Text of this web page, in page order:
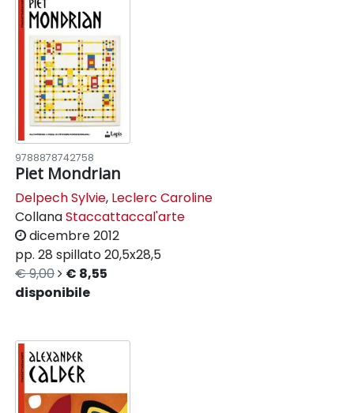
9788878742758
Piet Mondrian
Delpech Sylvie, Leclerc Caroline
CollanaStaccattaccal'arte
dicembre 2012
pp. 28 spillato20,5x28,5
€ 9,00
€ 8,55
disponibile